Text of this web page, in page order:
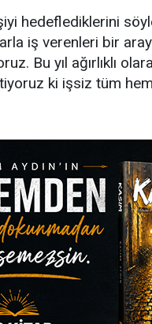
hedeflediklerini
iş verenleri bir
Bu yıl ağırlıklı
ki işsiz tüm